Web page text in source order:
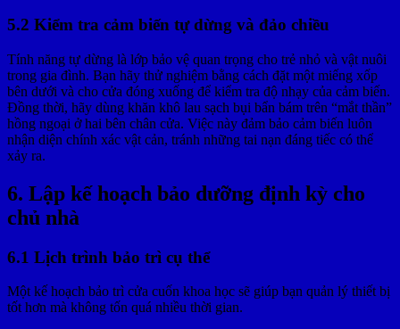
5.2 Kiểm tra cảm biến tự dừng và đảo chiều
Tính năng tự dừng là lớp bảo vệ quan trọng cho trẻ nhỏ và vật nuôi
trong gia đình. Bạn hãy thử nghiệm bằng cách đặt một miếng xốp
bên dưới và cho cửa đóng xuống để kiểm tra độ nhạy của cảm biến.
Đồng thời, hãy dùng khăn khô lau sạch bụi bẩn bám trên “mắt thần”
hồng ngoại ở hai bên chân cửa. Việc này đảm bảo cảm biến luôn
nhận diện chính xác vật cản, tránh những tai nạn đáng tiếc có thể
xảy ra.
6. Lập kế hoạch bảo dưỡng định kỳ cho
chủ nhà
6.1 Lịch trình bảo trì cụ thể
Một kế hoạch bảo trì cửa cuốn khoa học sẽ giúp bạn quản lý thiết bị
tốt hơn mà không tốn quá nhiều thời gian.